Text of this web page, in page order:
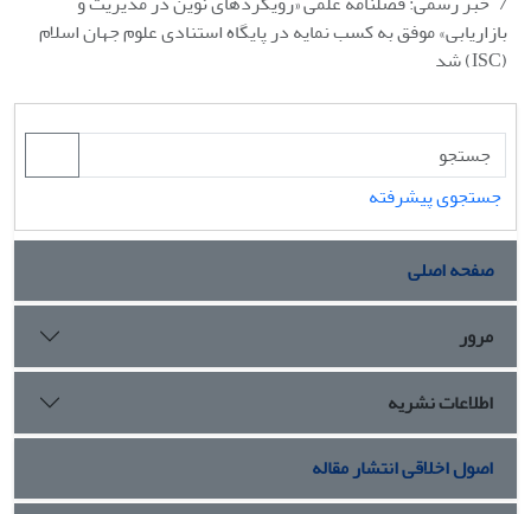
بازاریابی» موفق به کسب نمایه در پایگاه استنادی علوم جهان اسلام
(ISC) شد
جستجوی پیشرفته
صفحه اصلی
مرور
اطلاعات نشریه
اصول اخلاقی انتشار مقاله